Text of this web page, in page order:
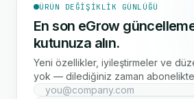
ÜRÜN DEĞIŞIKLIK GÜNLÜĞÜ
En son eGrow
kutunuza alın.
Yeni özellikler, iyileştirmeler ve
yok — dilediğiniz zaman